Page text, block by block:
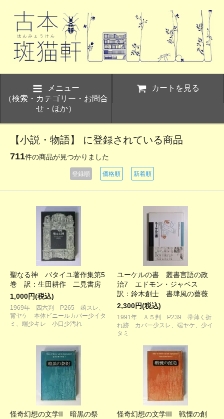
メニュー
（検索・カテゴリー・お問合
せ・ほか）
カートを見る
【小説・物語】 に登録されている商品
711件の商品が見つかりました
登録順 価格順 新着順
聖なる神 バタイユ著作集第5
巻 訳：生田耕作 二見書房
1,000円(税込)
1969年 四六判 P265 函スレ、
背ヤケ 本体ビニールカバー少イタ
ミ、端少キレ 小口少汚れ
ユーケルの書 叢書言語の政
治7 エドモン・ジャベス
訳：鈴木創士 書肆風の薔薇
2,300円(税込)
1991年 Ａ５判 P239 帯薄く折
れ跡 カバー少スレ、端ヤケ、少イ
タミ
怪奇幻想の文学II 暗黒の祭
怪奇幻想の文学III 戦慄の創